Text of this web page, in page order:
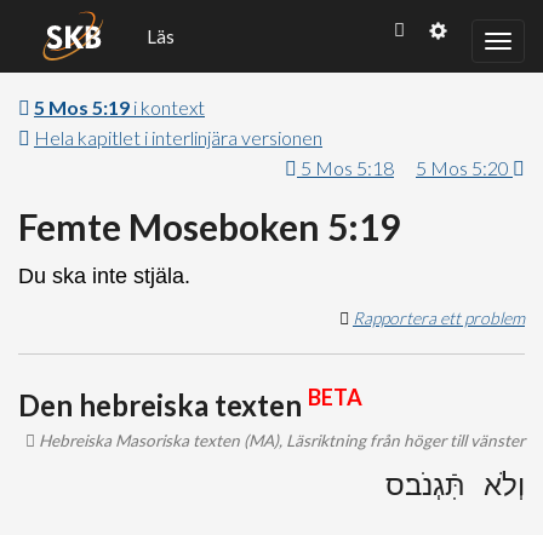
Läs
5 Mos 5:19 i kontext
Hela kapitlet i interlinjära versionen
5 Mos 5:18
5 Mos 5:20
Femte Moseboken 5:19
Du ska inte stjäla.
Rapportera ett problem
Den hebreiska texten BETA
Hebreiska Masoriska texten (MA), Läsriktning från höger till vänster
וְלֹא תִּֿגְנֹב׃ס